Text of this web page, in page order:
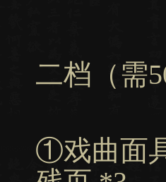
二档（需
①戏曲面